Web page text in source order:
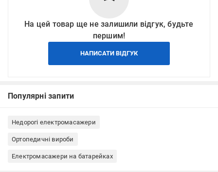
На цей товар ще не залишили відгук, будьте
першим!
НАПИСАТИ ВІДГУК
Популярні запити
Недорогі електромасажери
Ортопедичні вироби
Електромасажери на батарейках